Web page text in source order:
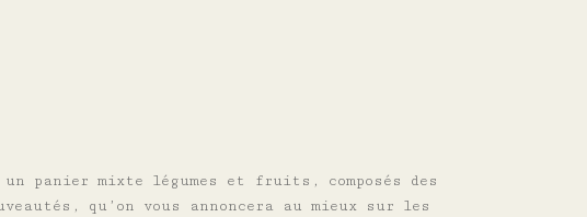
panier mixte légumes et fruits, composés des
qu’on vous annoncera au mieux sur les